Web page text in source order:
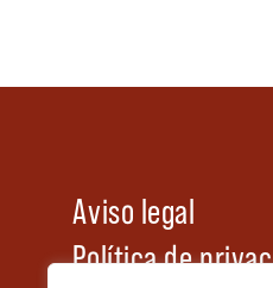
Aviso legal
Política de